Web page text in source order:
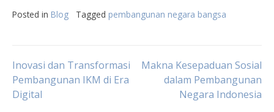
Posted in Blog Tagged pembangunan negara bangsa
Post
navigation
Inovasi dan Transformasi
Pembangunan IKM di Era
Digital
Makna Kesepaduan Sosial
dalam Pembangunan
Negara Indonesia